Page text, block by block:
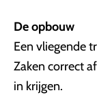
De opbouw
Een vliegende
Zaken correct
in krijgen.